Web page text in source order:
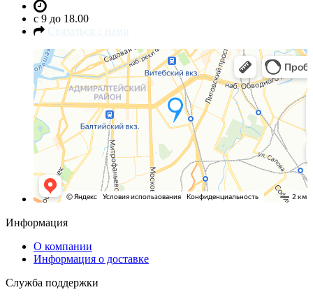
c 9 до 18.00
Санкт‑Петербург
Яндекс.Карты — транспорт, навигация, поиск мест
Информация
О компании
Информация о доставке
Служба поддержки